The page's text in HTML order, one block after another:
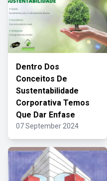
Dentro Dos
Conceitos De
Sustentabilidade
Corporativa Temos
Que Dar Enfase
07 September 2024